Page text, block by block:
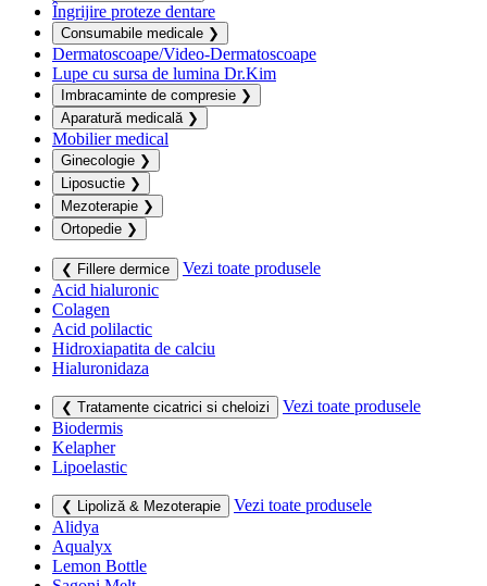
Îngrijire proteze dentare
Consumabile medicale ❯
Dermatoscoape/Video-Dermatoscoape
Lupe cu sursa de lumina Dr.Kim
Imbracaminte de compresie ❯
Aparatură medicală ❯
Mobilier medical
Ginecologie ❯
Liposuctie ❯
Mezoterapie ❯
Ortopedie ❯
❮ Fillere dermice
Vezi toate produsele
Acid hialuronic
Colagen
Acid polilactic
Hidroxiapatita de calciu
Hialuronidaza
❮ Tratamente cicatrici si cheloizi
Vezi toate produsele
Biodermis
Kelapher
Lipoelastic
❮ Lipoliză & Mezoterapie
Vezi toate produsele
Alidya
Aqualyx
Lemon Bottle